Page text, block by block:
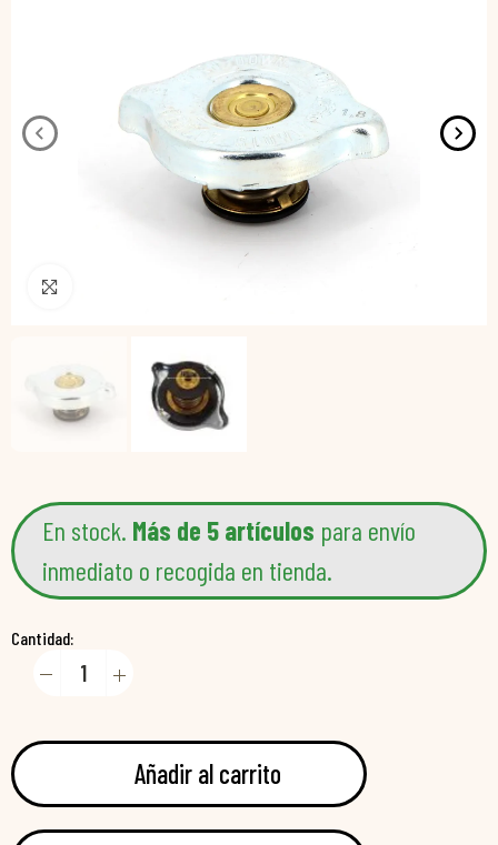
En stock. Más de 5 artículos para envío
inmediato o recogida en tienda.
Cantidad:
Añadir al carrito